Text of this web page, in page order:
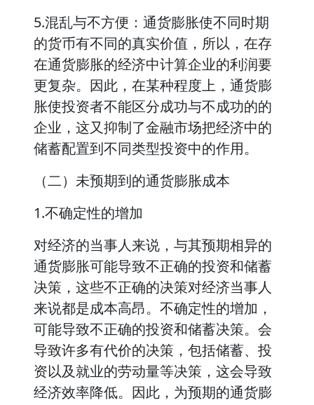
5.混乱与不方便：通货膨胀使不同时期
的货币有不同的真实价值，所以，在存
在通货膨胀的经济中计算企业的利润要
更复杂。因此，在某种程度上，通货膨
胀使投资者不能区分成功与不成功的的
企业，这又抑制了金融市场把经济中的
储蓄配置到不同类型投资中的作用。
（二）未预期到的通货膨胀成本
1.不确定性的增加
对经济的当事人来说，与其预期相异的
通货膨胀可能导致不正确的投资和储蓄
决策，这些不正确的决策对经济当事人
来说都是成本高昂。不确定性的增加，
可能导致不正确的投资和储蓄决策。会
导致许多有代价的决策，包括储蓄、投
资以及就业的劳动量等决策，这会导致
经济效率降低。因此，为预期的通货膨